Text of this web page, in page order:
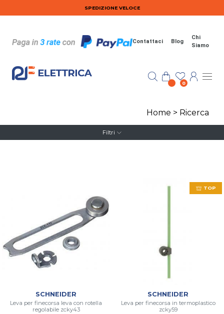
Salta al contenuto principaleSPEDIZIONE VELOCE
Contattaci Blog
Chi
Siamo
0
Home > Ricerca
Filtri
SCHNEIDER
Leva per finecorsa leva con rotella
regolabile zcky43
TOP
SCHNEIDER
Leva per finecorsa in termoplastico
zcky59